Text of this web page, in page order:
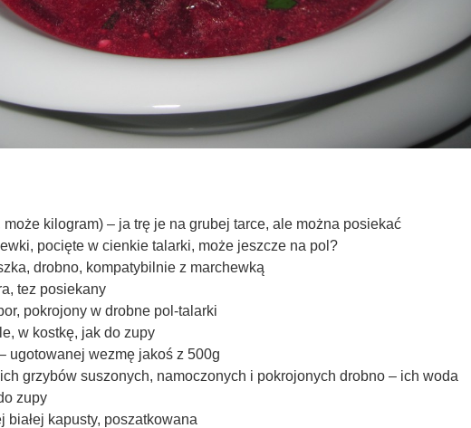
może kilogram) – ja trę je na grubej tarce, ale można posiekać
pocięte w cienkie talarki, może jeszcze na pol?
drobno, kompatybilnie z marchewką
tez posiekany
pokrojony w drobne pol-talarki
w kostkę, jak do zupy
ugotowanej wezmę jakoś z 500g
grzybów suszonych, namoczonych i pokrojonych drobno – ich woda
zupy
białej kapusty, poszatkowana